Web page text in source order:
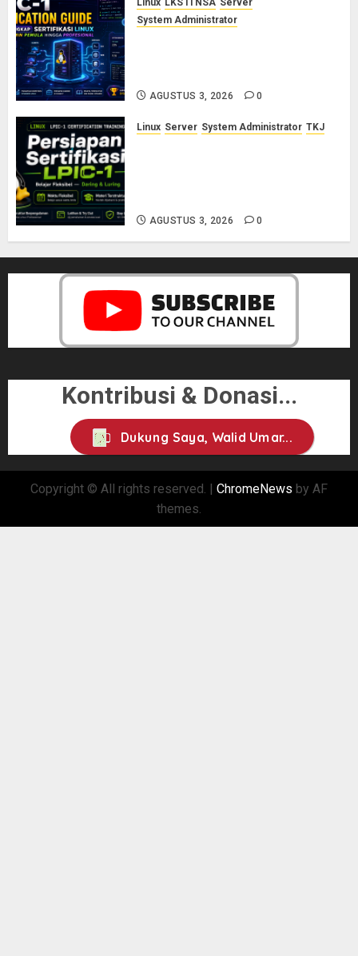
Linux LKS ITNSA Server
System Administrator
AGUSTUS 3, 2026 0
Linux Server System Administrator TKJ
AGUSTUS 3, 2026 0
Kontribusi & Donasi...
Dukung Saya, Walid Umar...
Copyright © All rights reserved. | ChromeNews by AF
themes.